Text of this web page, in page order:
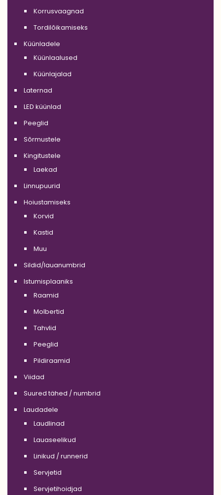
Korrusvaagnad
Tordilõikamiseks
Küünladele
Küünlaalused
Küünlajalad
Laternad
LED küünlad
Peeglid
Sõrmustele
Kingitustele
Laekad
Linnupuurid
Hoiustamiseks
Korvid
Kastid
Muu
Sildid/lauanumbrid
Istumisplaaniks
Raamid
Molbertid
Tahvlid
Peeglid
Pildiraamid
Viidad
Suured tähed / numbrid
Laudadele
Laudlinad
Lauaseelikud
Linikud / runnerid
Servjetid
Servjetihoidjad